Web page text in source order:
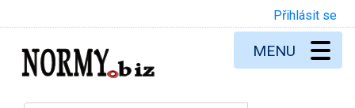
Přihlásit se
MENU